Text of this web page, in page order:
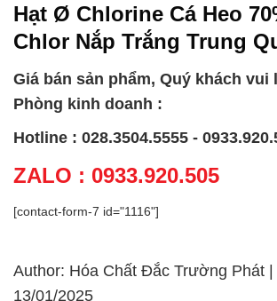
Hạt Ø Chlorine Cá Heo
Chlor Nắp Trắng Trung
Giá bán sản phẩm, Quý khách vui
Phòng kinh doanh :
Hotline : 028.3504.5555 -
ZALO : 0933.920.505
[contact-form-7 id="1116"]
Author: Hóa Chất Đắc Trường Phát |
13/01/2025